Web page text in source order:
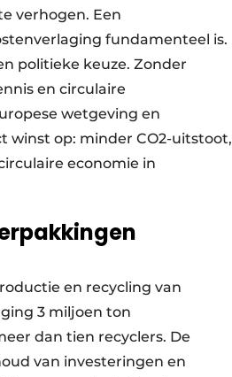
verhogen. Een
fundamenteel is.
politieke keuze. Zonder
en circulaire
wetgeving en
winst op: minder CO2-uitstoot,
economie in
en recycling van
3 miljoen ton
dan tien recyclers. De
van investeringen en